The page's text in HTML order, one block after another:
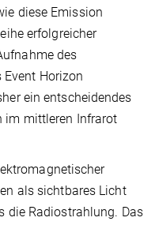
diese Emission
erfolgreicher
des
Horizon
ein entscheidendes
im mittleren Infrarot
als sichtbares Licht
die Radiostrahlung. Das